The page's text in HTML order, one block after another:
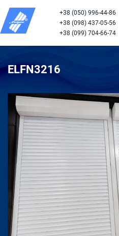
+38 (050) 996-44-86
+38 (098) 437-05-56
+38 (099) 704-66-74
ELFN3216